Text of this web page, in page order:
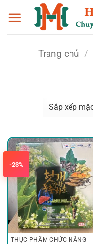
qua
Trang chủ /
-23%
THỰC PHẨM CHỨC NĂNG